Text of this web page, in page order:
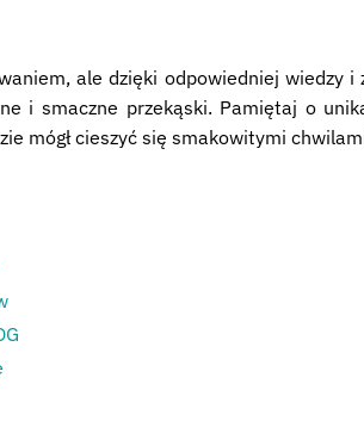
ale dzięki odpowiedniej wiedzy i
i smaczne przekąski. Pamiętaj o
mógł cieszyć się smakowitymi